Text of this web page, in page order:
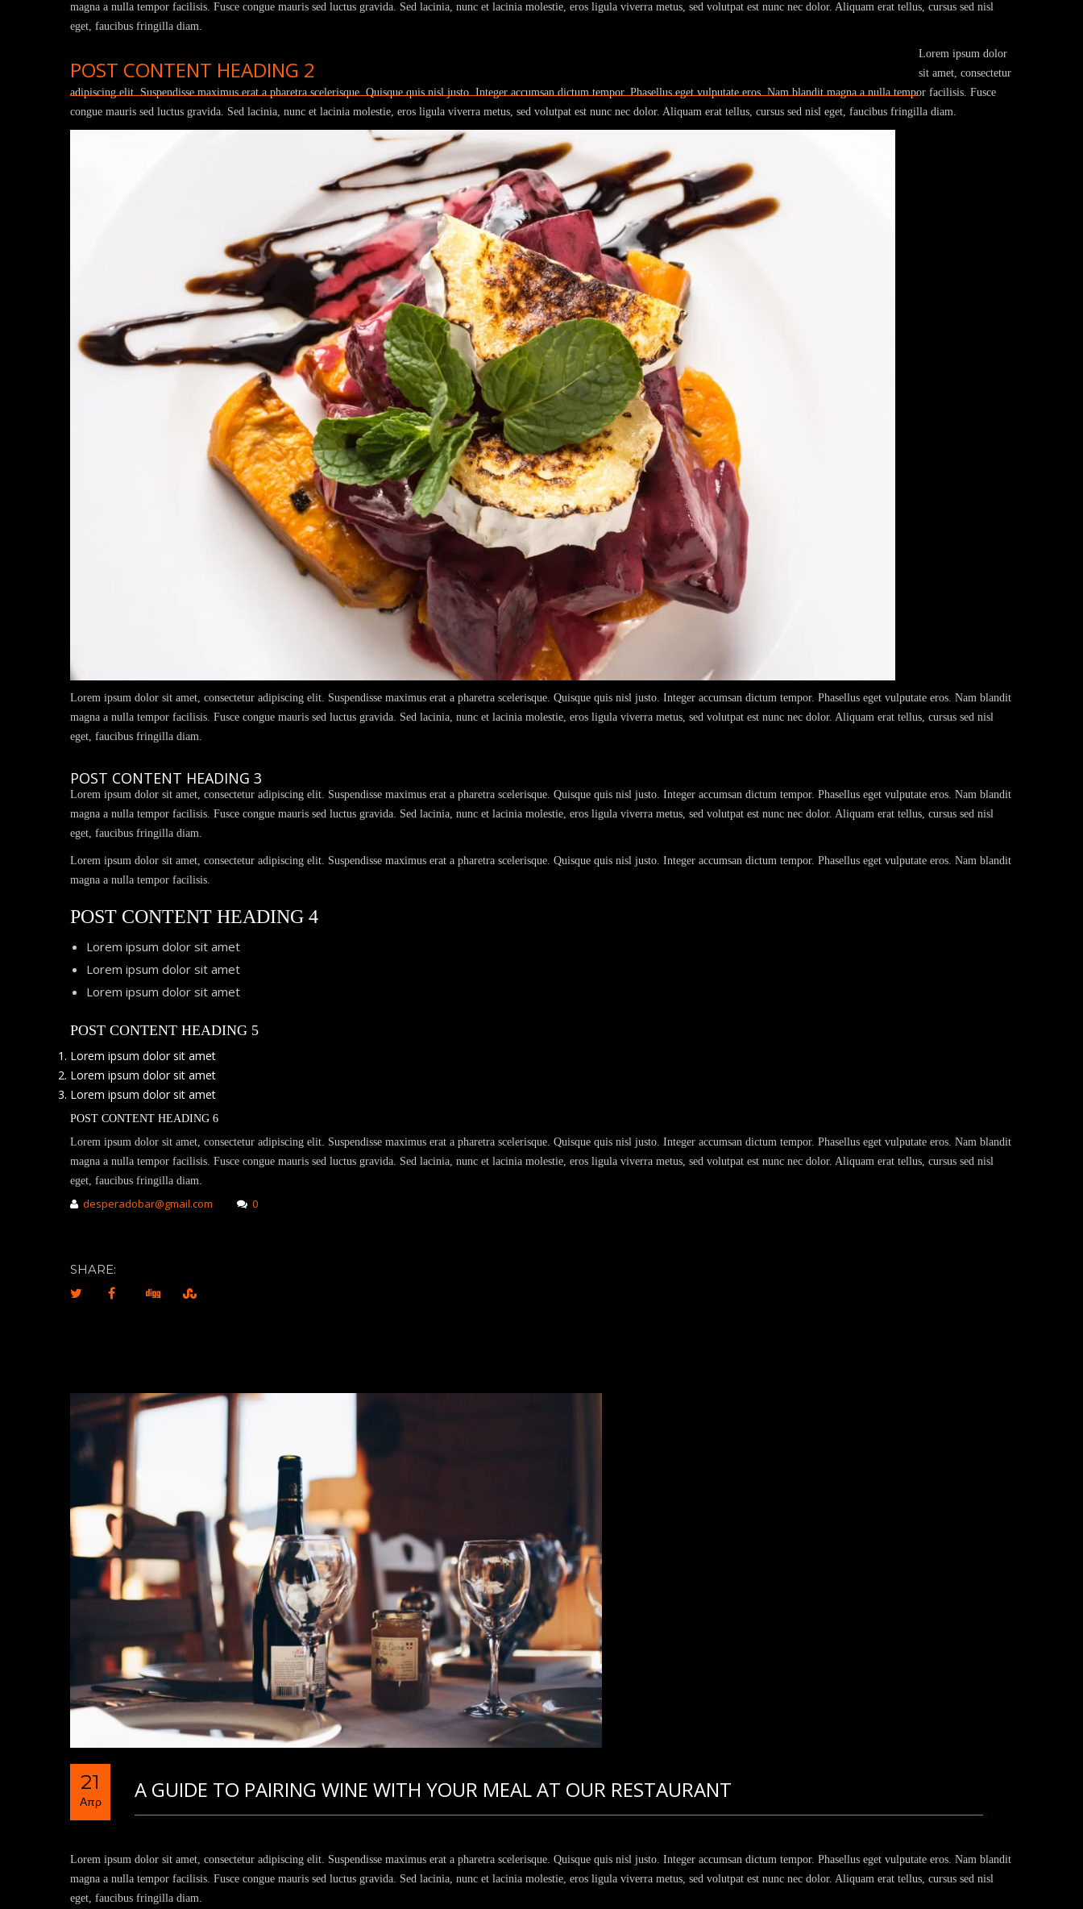
magna a nulla tempor facilisis. Fusce congue mauris sed luctus gravida. Sed lacinia, nunc et lacinia molestie, eros ligula viverra metus, sed volutpat est nunc nec dolor. Aliquam erat tellus, cursus sed nisl
eget, faucibus fringilla diam.
POST CONTENT HEADING 2
Lorem ipsum dolor
sit amet, consectetur
adipiscing elit. Suspendissemaximus erat a pharetrascelerisque. Quisque quis nisl justo. Integer accumsan dictum tempor. Phasellus eget vulputate eros. Nam blandit magna a nulla tempor facilisis. Fusce
congue mauris sed luctus gravida. Sed lacinia, nunc et lacinia molestie, eros ligula viverra metus, sed volutpat est nunc nec dolor. Aliquam erat tellus, cursus sed nisl eget, faucibus fringilla diam.
Lorem ipsum dolor sit amet, consectetur adipiscing elit. Suspendisse maximus erat a pharetra scelerisque. Quisque quis nisl justo. Integer accumsan dictum tempor. Phasellus eget vulputate eros. Nam blandit
magna a nulla tempor facilisis. Fusce congue mauris sed luctus gravida. Sed lacinia, nunc et lacinia molestie, eros ligula viverra metus, sed volutpat est nunc nec dolor. Aliquam erat tellus, cursus sed nisl
eget, faucibus fringilla diam.
POST CONTENT HEADING 3
Lorem ipsum dolor sit amet, consectetur adipiscing elit. Suspendisse maximus erat a pharetra scelerisque. Quisque quis nisl justo. Integer accumsan dictum tempor. Phasellus eget vulputate eros. Nam blandit
magna a nulla tempor facilisis. Fusce congue mauris sed luctus gravida. Sed lacinia, nunc et lacinia molestie, eros ligula viverra metus, sed volutpat est nunc nec dolor. Aliquam erat tellus, cursus sed nisl
eget, faucibus fringilla diam.
Lorem ipsum dolor sit amet, consectetur adipiscing elit. Suspendisse maximus erat a pharetra scelerisque. Quisque quis nisl justo. Integer accumsan dictum tempor. Phasellus eget vulputate eros. Nam blandit
magna a nulla tempor facilisis.
POST CONTENT HEADING 4
Lorem ipsum dolor sit amet
Lorem ipsum dolor sit amet
Lorem ipsum dolor sit amet
POST CONTENT HEADING 5
Lorem ipsum dolor sit amet
Lorem ipsum dolor sit amet
Lorem ipsum dolor sit amet
POST CONTENT HEADING 6
Lorem ipsum dolor sit amet, consectetur adipiscing elit. Suspendisse maximus erat a pharetra scelerisque. Quisque quis nisl justo. Integer accumsan dictum tempor. Phasellus eget vulputate eros. Nam blandit
magna a nulla tempor facilisis. Fusce congue mauris sed luctus gravida. Sed lacinia, nunc et lacinia molestie, eros ligula viverra metus, sed volutpat est nunc nec dolor. Aliquam erat tellus, cursus sed nisl
eget, faucibus fringilla diam.
desperadobar@gmail.com 0
SHARE:
21
Απρ A GUIDE TO PAIRING WINE WITH YOUR MEAL AT OUR RESTAURANT
Lorem ipsum dolor sit amet, consectetur adipiscing elit. Suspendisse maximus erat a pharetra scelerisque. Quisque quis nisl justo. Integer accumsan dictum tempor. Phasellus eget vulputate eros. Nam blandit
magna a nulla tempor facilisis. Fusce congue mauris sed luctus gravida. Sed lacinia, nunc et lacinia molestie, eros ligula viverra metus, sed volutpat est nunc nec dolor. Aliquam erat tellus, cursus sed nisl
eget, faucibus fringilla diam.